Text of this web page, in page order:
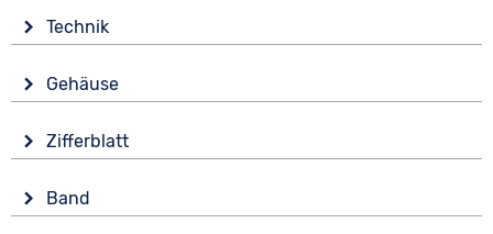
Technik
Automatik
Funktionen
Datumsanzeige
Wasserdicht
5 bar
Gehäuse
Saphirglas
Form
Rund
Zifferblatt
Analog
Band